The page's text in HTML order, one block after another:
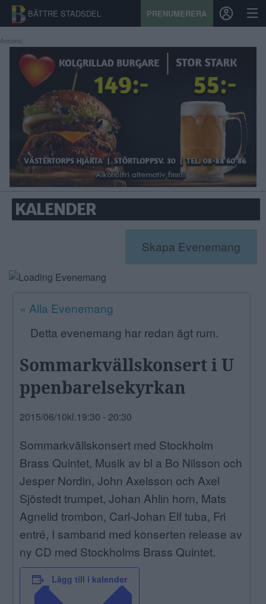
BÄTTRE STADSDEL PRENUMERERA
START
STADSDEL
PRENUMERATION
SPORT
ÅSIKTER
KALENDER
ANNONSERA
NÄRINGSLIV
Annons:
KALENDER
Skapa Evenemang
« Alla Evenemang
Detta evenemang har redan ägt rum.
Sommarkvällskonsert i U
ppenbarelsekyrkan
2015/06/10kl.19:30 - 20:30
Sommarkvällskonsert med Stockholm
Brass Quintet, Musik av bl a Bo Nilsson och
Jesper Nordin, John Axelsson och Axel
Sjöstedt trumpet, Johan Ahlin horn, Mats
Agnelid trombon, Carl-Johan Elf tuba, Fri
entré, I samband med konserten release av
ny CD med Stockholms Brass Quintet.
Lägg till i kalender